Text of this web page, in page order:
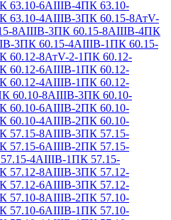
63.10-6АIIIВ-4ПК 63.10-
63.10-4АIIIВ-3ПК 60.15-8АтV-
8АIIIВ-3ПК 60.15-8АIIIВ-4ПК
3ПК 60.15-4АIIIВ-1ПК 60.15-
60.12-8АтV-2-1ПК 60.12-
60.12-6АIIIВ-1ПК 60.12-
60.12-4АIIIВ-1ПК 60.12-
60.10-8АIIIВ-3ПК 60.10-
60.10-6АIIIВ-2ПК 60.10-
60.10-4АIIIВ-2ПК 60.10-
57.15-8АIIIВ-3ПК 57.15-
57.15-6АIIIВ-2ПК 57.15-
4АIIIВ-1ПК 57.15-
57.12-8АIIIВ-3ПК 57.12-
57.12-6АIIIВ-3ПК 57.12-
57.10-8АIIIВ-2ПК 57.10-
57.10-6АIIIВ-1ПК 57.10-